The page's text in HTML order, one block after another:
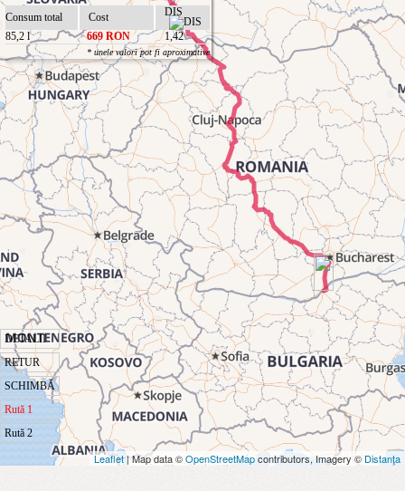
DETALII
RETUR
SCHIMBĂ
Rută 1
Rută 2
Consum total
Cost
DIS
85,2 l
669 RON 1,42
* unele valori pot fi aproximative